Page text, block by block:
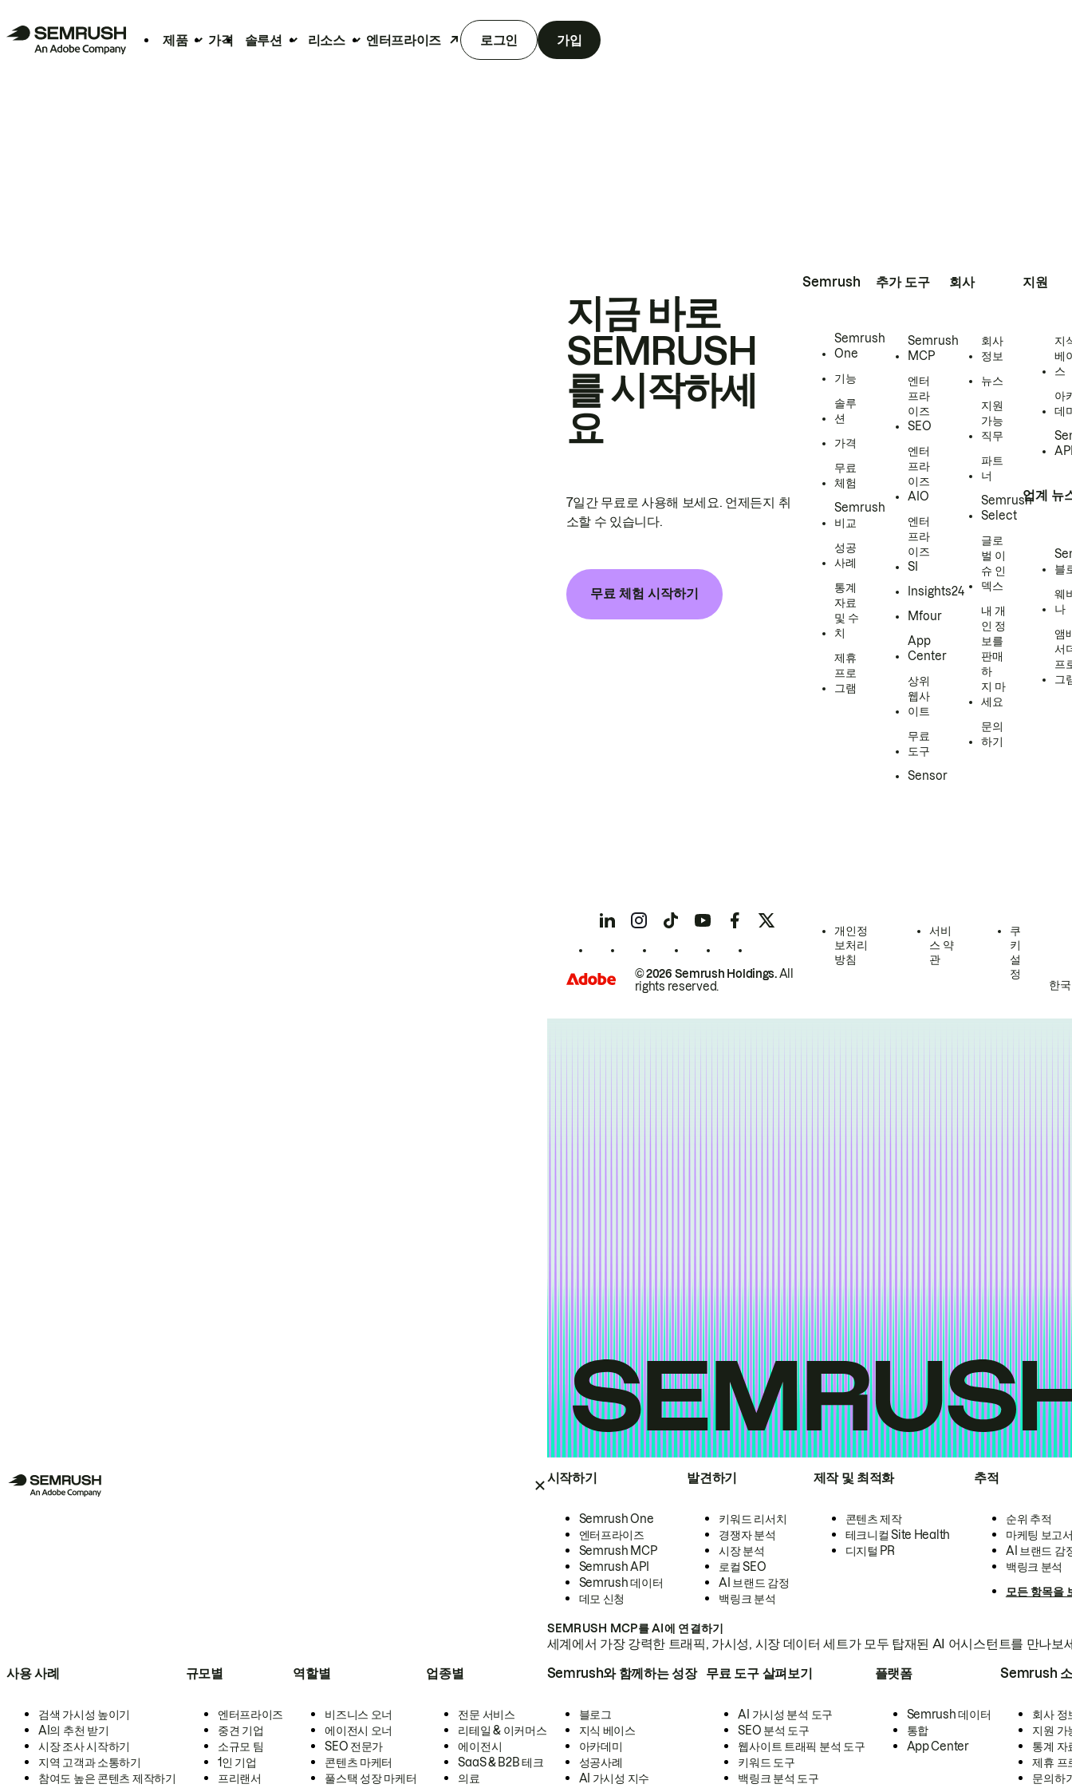
제품 가격 솔루션 리소스 엔터프라이즈 로그인 가입
시작하기
Semrush One
엔터프라이즈
Semrush MCP
Semrush API
Semrush 데이터
데모 신청
발견하기
키워드 리서치
경쟁자 분석
시장 분석
로컬 SEO
AI 브랜드 감정
백링크 분석
제작 및 최적화
콘텐츠 제작
테크니컬 Site Health
디지털 PR
추적
순위 추적
마케팅 보고
AI 브랜드 감
백링크 분석
모든 항목을
SEMRUSH MCP를 AI에 연결하기
세계에서 가장 강력한 트래픽, 가시성, 시장 데이터 세트가 모두 탑재된 AI 어시스턴트를 만나보
사용 사례
검색 가시성 높이기
AI의 추천 받기
시장 조사 시작하기
지역 고객과 소통하기
참여도 높은 콘텐츠 제작하기
규모별
엔터프라이즈
중견 기업
소규모 팀
1인 기업
프리랜서
역할별
비즈니스 오너
에이전시 오너
SEO 전문가
콘텐츠 마케터
풀스택 성장 마케터
업종별
전문 서비스
리테일 & 이커머스
에이전시
SaaS & B2B 테크
의료
Semrush와 함께하는 성장
블로그
지식 베이스
아카데미
성공사례
AI 가시성 지수
무료 도구 살펴보기
AI 가시성 분석 도구
SEO 분석 도구
웹사이트 트래픽 분석 도구
키워드 도구
백링크 분석 도구
플랫폼
Semrush 데이터
통합
App Center
Semrush
회사 정
지원 가
통계 자
제휴 프
문의하
지금 바로
SEMRUSH
를 시작하세
요
7일간 무료로 사용해 보세요. 언제든지 취
소할 수 있습니다.
무료 체험 시작하기
Semrush
Semrush
One
기능
솔루
션
가격
무료
체험
Semrush
비교
성공
사례
통계
자료
및 수
치
제휴
프로
그램
추가 도구
Semrush
MCP
엔터
프라
이즈
SEO
엔터
프라
이즈
AIO
엔터
프라
이즈
SI
Insights24
Mfour
App
Center
상위
웹사
이트
무료
도구
Sensor
회사
회사
정보
뉴스
지원
가능
직무
파트
너
Semrush
Select
글로
벌 이
슈 인
덱스
내 개
인 정
보를
판매
하
지 마
세요
문의
하기
지원
지
베
스
아
데
업계 뉴
블
웨
나
앰
서
프
그
© 2026 Semrush Holdings.All
rights reserved.
개인정
보처리
방침
서비
스 약
관
쿠
키
설
정
한